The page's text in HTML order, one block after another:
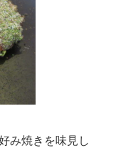
焼きを味見し